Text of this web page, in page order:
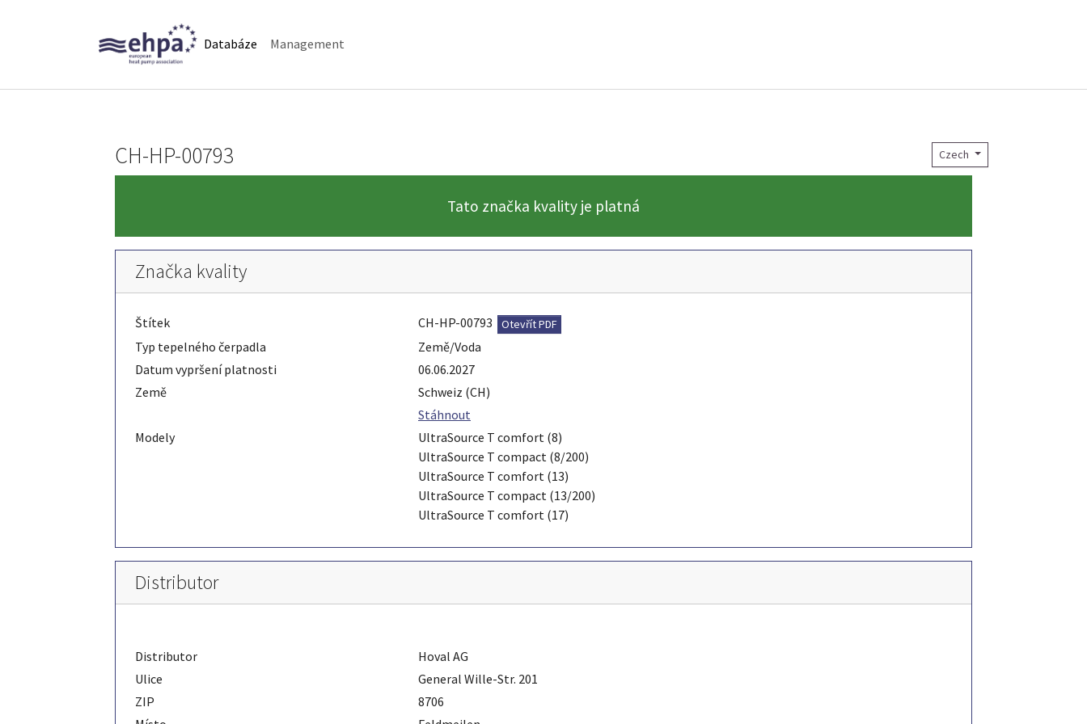
Databáze(current)
Management
Czech
CH-HP-00793
Tato značka kvality je platná
Značka kvality
Štítek CH-HP-00793 Otevřít PDF
Typ tepelného čerpadla
Země/Voda
Datum vypršení platnosti
06.06.2027
Země
Schweiz (CH)
Stáhnout
Modely
UltraSource T comfort (8)
UltraSource T compact (8/200)
UltraSource T comfort (13)
UltraSource T compact (13/200)
UltraSource T comfort (17)
Distributor
Distributor
Hoval AG
Ulice
General Wille-Str. 201
ZIP
8706